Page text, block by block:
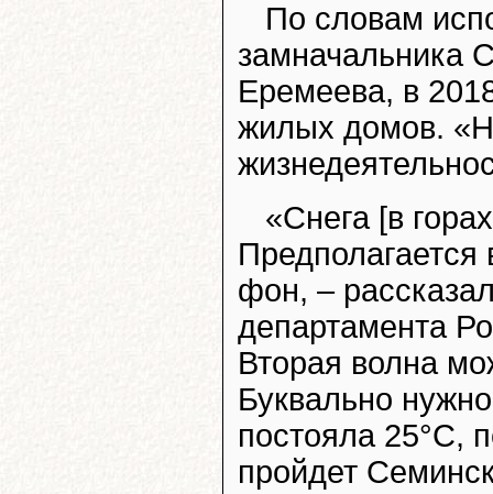
По словам
замначальника
Еремеева, в
жилых домов.
«Снега [в
фон, –
департамента
Вторая волна
Буквально
постояла 25°C,
пройдет